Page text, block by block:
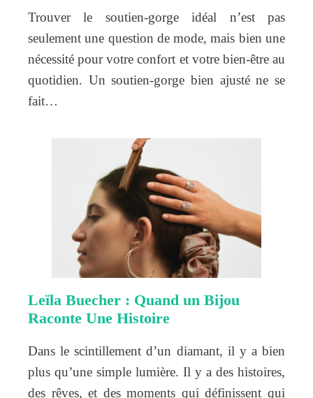
Trouver le soutien-gorge idéal n’est pas
seulement une question de mode, mais bien une
nécessité pour votre confort et votre bien-être au
quotidien. Un soutien-gorge bien ajusté ne se
fait…
Leïla Buecher : Quand un Bijou
Raconte Une Histoire
Dans le scintillement d’un diamant, il y a bien
plus qu’une simple lumière. Il y a des histoires,
des rêves, et des moments qui définissent qui